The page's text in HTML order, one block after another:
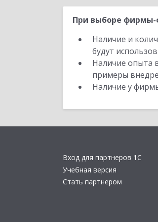
При выборе фирмы-
Наличие и
будут
Наличие опыта
примеры
Наличие у
Вход для партнеров 1С
Учебная версия
Стать партнером